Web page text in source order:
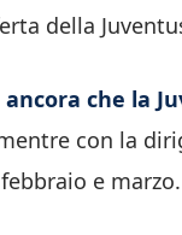
della
che la
con la
e